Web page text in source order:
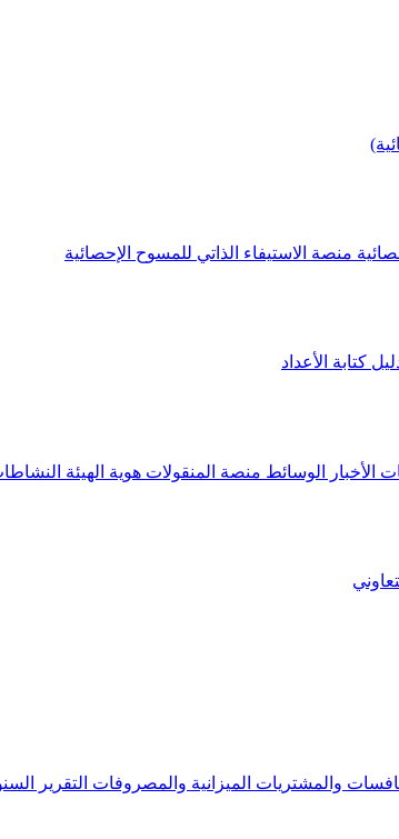
منصة الاستيفاء الذاتي للمسوح الإحصائية
كتابة الأعداد
الأخبار الوسائط منصة المنقولات هوية الهيئة
والمشتريات الميزانية والمصروفات التقرير